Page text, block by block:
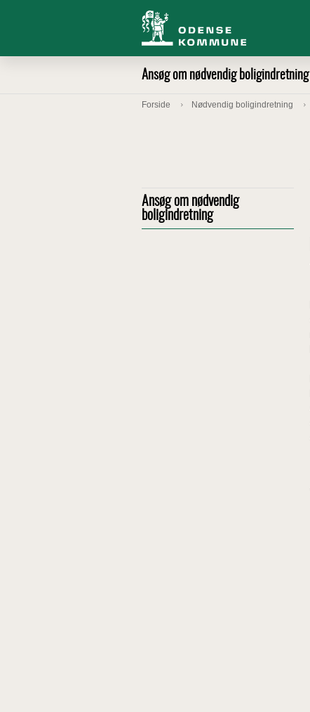
Ansøg om nødvendig boligindretning
Forside Nødvendig boligindretning
Ansøg om nødvendig
boligindretning